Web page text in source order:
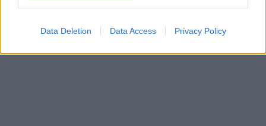
Data Deletion Data Access Privacy Policy